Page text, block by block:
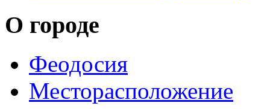
О городе
Феодосия
Месторасположение